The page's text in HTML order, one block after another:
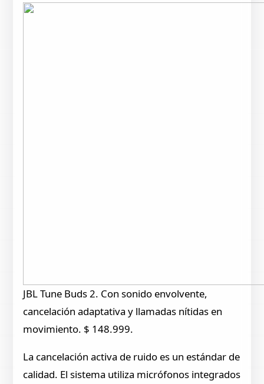
JBL Tune Buds 2. Con sonido envolvente,
cancelación adaptativa y llamadas nítidas en
movimiento. $ 148.999.
La cancelación activa de ruido es un estándar de
calidad. El sistema utiliza micrófonos integrados